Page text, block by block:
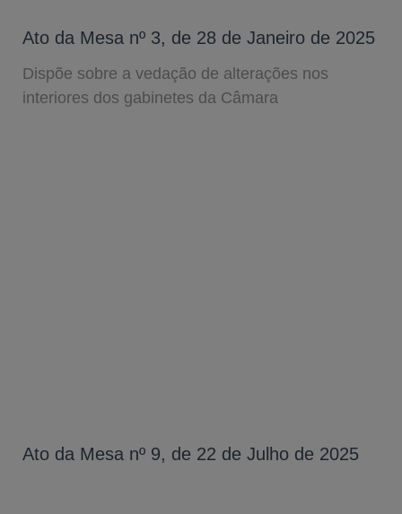
Ato da Mesa nº 3, de 28 de Janeiro de 2025
Dispõe sobre a vedação de alterações nos
interiores dos gabinetes da Câmara
Ato da Mesa nº 9, de 22 de Julho de 2025